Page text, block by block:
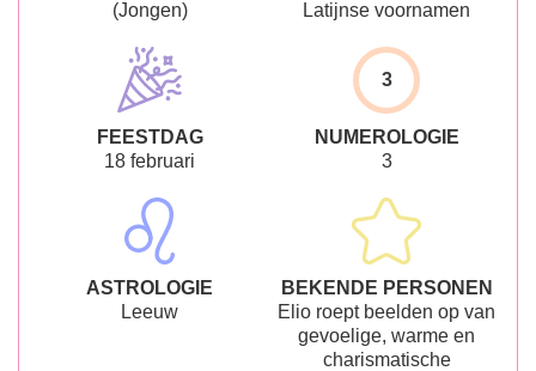
(Jongen)
Latijnse voornamen
FEESTDAG
18 februari
3
NUMEROLOGIE
3
ASTROLOGIE
Leeuw
BEKENDE PERSONEN
Elio roept beelden op van
gevoelige, warme en
charismatische